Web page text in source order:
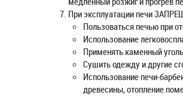
При эксплуатации печи
Пользоваться печью при
Использование
Применять каменный
Сушить одежду и другие
Использование печи-
древесины, отопление